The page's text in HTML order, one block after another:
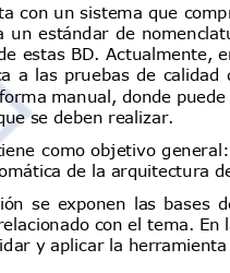
con un sistema que
un estándar de
estasBD. Actualmente,
a las pruebasde calidad
manual, donde
se deben realizar.
como objetivogeneral:
de la arquitectura
se exponen las
con el tema.
y aplicar la